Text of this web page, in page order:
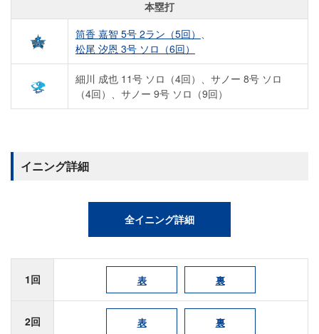
本塁打
筒香 嘉智 5号 2ラン（5回） 、
松尾 汐恩 3号 ソロ（6回）
細川 成也 11号 ソロ（4回） 、 サノー 8号 ソロ
（4回） 、 サノー 9号 ソロ（9回）
イニング詳細
全イニング詳細
1回 表 裏
2回 表 裏